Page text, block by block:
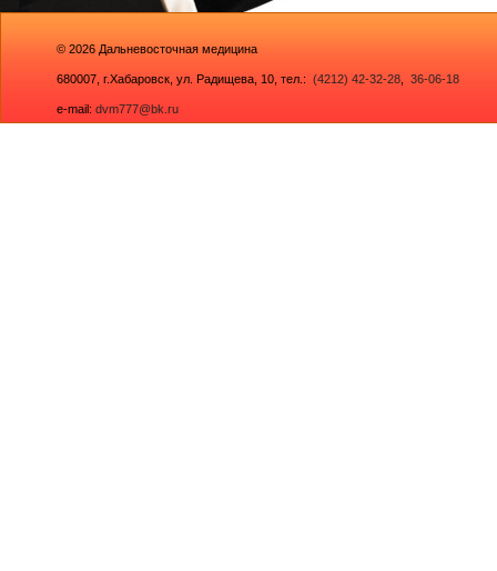
© 2026 Дальневосточная медицина
680007, г.Хабаровск, ул. Радищева, 10 , тел.: (4212) 42-32-28 36-06-18
e-mail: dvm777@bk.ru